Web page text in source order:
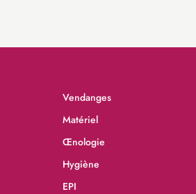
Vendanges
Matériel
Œnologie
Hygiène
EPI